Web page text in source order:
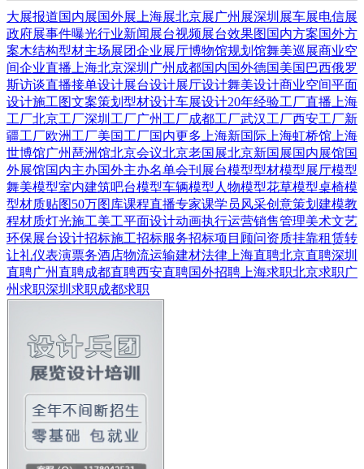
大展报道国内展国外展 上海展北京展广州展深圳展车展电信展
政府展事件曝光行业新闻 展台视频展台效果图 国内方案国外方
案木结构型材主场展团企业展厅博物馆规划馆舞美巡展商业空
间企业直播 上海北京深圳 广州 成都国内国外德国美国 巴西俄罗
斯访谈直播接单设计展台设计展厅设计舞美设计商业空间平面
设计施工图文案策划 型材设计车展设计20年经验工厂直播 上海
工厂北京工厂深圳工厂广州工厂成都工厂武汉工厂西安工厂新
疆工厂欧洲工厂美国工厂国内更多 上海新国际 上海虹桥馆 上海
世博馆广州琶洲馆北京会议北京老国展北京新国展国内展馆国
外展馆国内主办国外主办名单会刊 展台模型型材模型展厅模型
舞美模型室内建筑吧台模型车辆模型 人物模型花草模型桌椅模
型材质贴图50万图库课程直播专家课学员风采创意策划 建模教
程材质灯光施工美工平面设计动画执行运营销售管理美术文艺
环保展台设计招标施工招标服务招标项目顾问资质挂靠租赁转
让礼仪表演票务酒店物流运输建材法律 上海直聘北京直聘深圳
直聘广州直聘成都直聘西安直聘国外招聘 上海求职北京求职广
州求职深圳求职成都求职